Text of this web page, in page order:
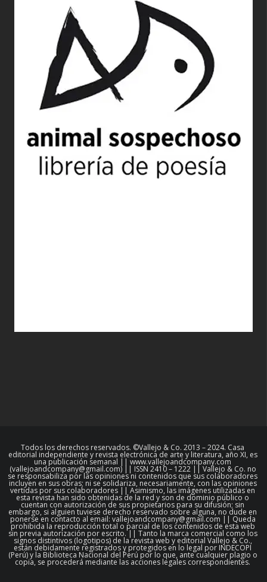
Todos los derechos reservados. ©Vallejo & Co. 2013 – 2024. Casa
editorial independiente y revista electrónica de arte y literatura, año XI, es
una publicación semanal || www.vallejoandcompany.com
(vallejoandcompany@gmail.com) || ISSN 2410 – 1222 || Vallejo & Co. no
se responsabiliza por las opiniones ni contenidos que sus colaboradores
incluyen en sus obras; ni se solidariza, necesariamente, con las opiniones
vertidas por sus colaboradores || Asimismo, las imágenes utilizadas en
esta revista han sido obtenidas de la red y son de dominio público o
cuentan con autorización de sus propietarios para su difusión; sin
embargo, si alguien tuviese derecho reservado sobre alguna, no dude en
ponerse en contacto al email: vallejoandcompany@gmail.com || Queda
prohibida la reproducción total o parcial de los contenidos de esta web
sin previa autorización por escrito. || Tanto la marca comercial como los
signos distintivos (logotipos) de la revista web y editorial Vallejo & Co.,
están debidamente registrados y protegidos en lo legal por INDECOPI
(Perú) y la Biblioteca Nacional del Perú por lo que, ante cualquier plagio o
copia, se procederá mediante las acciones legales correspondientes.